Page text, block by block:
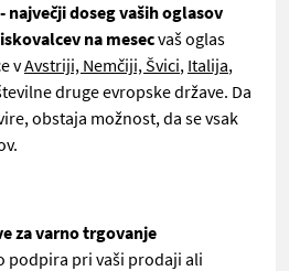
največji doseg vaših oglasov
na mesecvaš oglas
vAvstriji, Nemčiji, Švici, Italija,
druge evropske države. Da
obstaja možnost, da se vsak
za varno trgovanje
podpira pri vaši prodaji ali